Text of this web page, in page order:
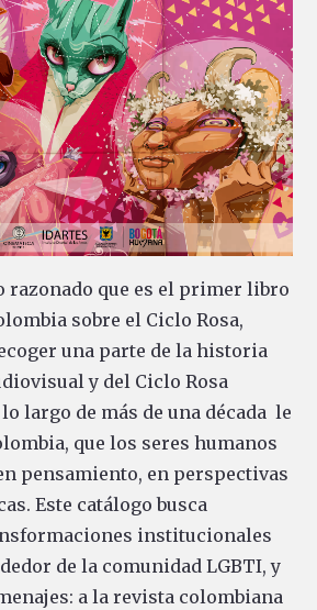
razonado que es el primer libro
sobre el Ciclo Rosa,
una parte de la historia
y del Ciclo Rosa
largo de más de una década le
que los seres humanos
pensamiento, en perspectivas
Este catálogo busca
institucionales
de la comunidad LGBTI, y
a la revista colombiana